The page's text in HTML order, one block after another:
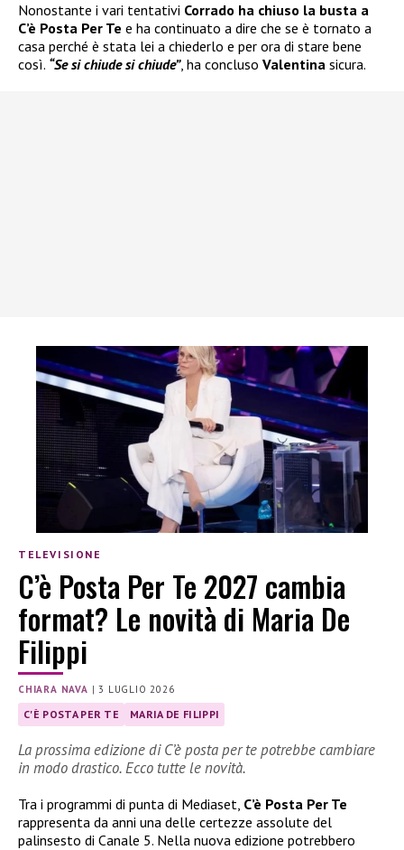
Nonostante i vari tentativi Corrado ha chiuso la busta a
C’è Posta Per Te e ha continuato a dire che se è tornato a
casa perché è stata lei a chiederlo e per ora di stare bene
così. “Se si chiude si chiude”, ha concluso Valentina sicura.
TELEVISIONE
C’è Posta Per Te 2027 cambia
format? Le novità di Maria De
Filippi
CHIARA NAVA |3 LUGLIO 2026
C'È POSTA PER TE MARIA DE FILIPPI
La prossima edizione di C’è posta per te potrebbe cambiare
in modo drastico. Ecco tutte le novità.
Tra i programmi di punta di Mediaset, C’è Posta Per Te
rappresenta da anni una delle certezze assolute del
palinsesto di Canale 5. Nella nuova edizione potrebbero